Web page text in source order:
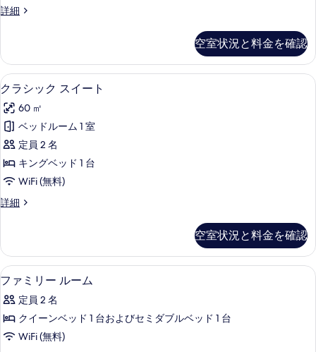
の
を
表
示
す
る
ブ
ー
ム
の
す
べ
て
の
写
真
示
す
る
詳細
エ
テ
ィ
ブ
ー
ム
の
詳
細
空室状況と料金を確認
ク
ラ
シ
ッ
ク
ス
ー
の
す
べ
て
の
写
クラシック スイート | ミニバーのア
5
クラシック スイート
60 ㎡
ベッドルーム 1 室
定員 2 名
キングベッド 1 台
WiFi (無料)
詳細
ク
ク
ス
イ
ト
の
細
空室状況と料金を確認
フ
ァ
ミ
リ
ファミリー ルーム | ミニバーのアイ
2
ファミリー ルーム
定員 2 名
クイーンベッド 1 台およびセミダブルベッド 1 台
WiFi (無料)